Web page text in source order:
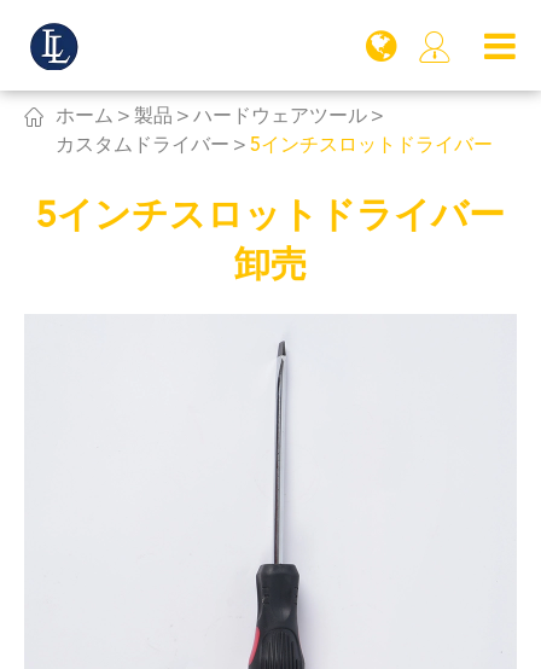

 ホーム 製品
ハードウェアツール
カスタムドライバー
5インチスロットドライバー
5インチスロットドライバー
卸売